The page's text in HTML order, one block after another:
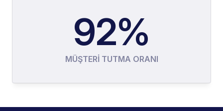
92%
MÜŞTERI TUTMA ORANI